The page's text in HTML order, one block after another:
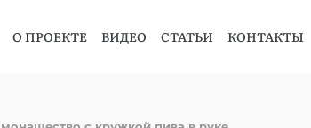
О ПРОЕКТЕ ВИДЕО СТАТЬИ КОНТАКТЫ